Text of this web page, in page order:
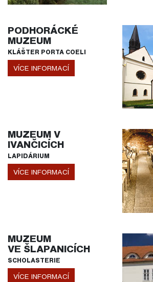
PODHORÁCKÉ
MUZEUM
KLÁŠTER PORTA COELI
VÍCE INFORMACÍ
MUZEUM V
IVANČICÍCH
LAPIDÁRIUM
VÍCE INFORMACÍ
MUZEUM
VE ŠLAPANICÍCH
SCHOLASTERIE
VÍCE INFORMACÍ